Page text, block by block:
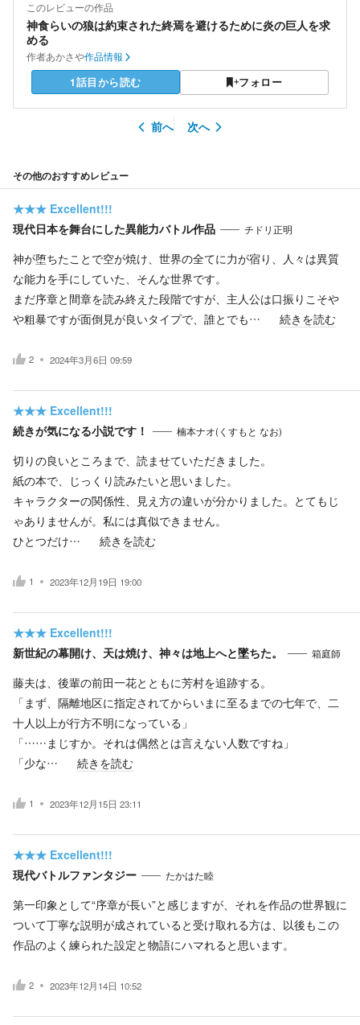
このレビューの作品
神食らいの狼は約束された終焉を避けるために炎の巨人を求
める
作者あかさや作品情報
1話目から読む フォロー
前へ 次へ
その他のおすすめレビュー
★★★ Excellent!!!
現代日本を舞台にした異能力バトル作品
チドリ正明
神が堕ちたことで空が焼け、世界の全てに力が宿り、人々は異質
な能力を手にしていた、そんな世界です。
まだ序章と間章を読み終えた段階ですが、主人公は口振りこそや
や粗暴ですが面倒見が良いタイプで、誰とでも…
続きを読む
2 2024年3月6日 09:59
★★★ Excellent!!!
続きが気になる小説です！
楠本ナオ(くすもと なお)
切りの良いところまで、読ませていただきました。
紙の本で、じっくり読みたいと思いました。
キャラクターの関係性、見え方の違いが分かりました。とてもじ
ゃありませんが。私には真似できません。
ひとつだけ…
続きを読む
1 2023年12月19日 19:00
★★★ Excellent!!!
新世紀の幕開け、天は焼け、神々は地上へと墜ちた。
箱庭師
藤夫は、後輩の前田一花とともに芳村を追跡する。
「まず、隔離地区に指定されてからいまに至るまでの七年で、二
十人以上が行方不明になっている」
「……まじすか。それは偶然とは言えない人数ですね」
「少な…
続きを読む
1 2023年12月15日 23:11
★★★ Excellent!!!
現代バトルファンタジー
たかはた睦
第一印象として“序章が長い”と感じますが、それを作品の世界観に
ついて丁寧な説明が成されていると受け取れる方は、以後もこの
作品のよく練られた設定と物語にハマれると思います。
2 2023年12月14日 10:52